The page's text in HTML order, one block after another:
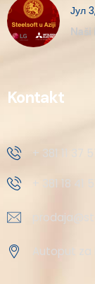
Јул
Naši
Kontakt
+ 381 11 37
+ 381 18 41
Autoput za